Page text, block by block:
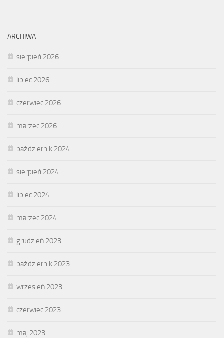
ARCHIWA
sierpień 2026
lipiec 2026
czerwiec 2026
marzec 2026
październik 2024
sierpień 2024
lipiec 2024
marzec 2024
grudzień 2023
październik 2023
wrzesień 2023
czerwiec 2023
maj 2023